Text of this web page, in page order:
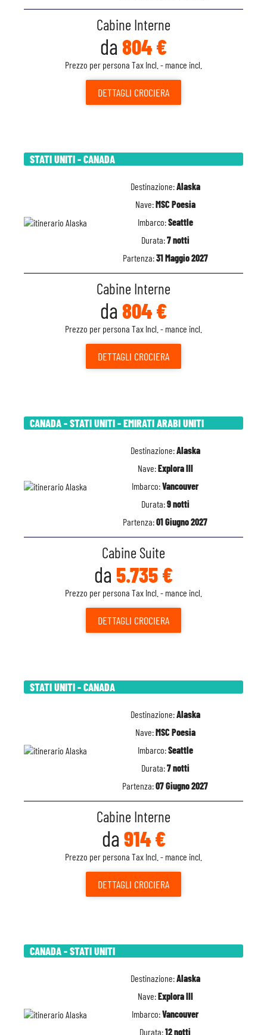
Cabine Interne
da 804 €
Prezzo per persona Tax Incl. - mance incl.
DETTAGLI CROCIERA
STATI UNITI - CANADA
Destinazione:Alaska
Nave:MSC Poesia
Imbarco:Seattle
Durata:7 notti
Partenza:31 Maggio 2027
Cabine Interne
da 804 €
Prezzo per persona Tax Incl. - mance incl.
DETTAGLI CROCIERA
CANADA - STATI UNITI - EMIRATI ARABI UNITI
Destinazione:Alaska
Nave:Explora III
Imbarco:Vancouver
Durata:9 notti
Partenza:01 Giugno 2027
Cabine Suite
da 5.735 €
Prezzo per persona Tax Incl. - mance incl.
DETTAGLI CROCIERA
STATI UNITI - CANADA
Destinazione:Alaska
Nave:MSC Poesia
Imbarco:Seattle
Durata:7 notti
Partenza:07 Giugno 2027
Cabine Interne
da 914 €
Prezzo per persona Tax Incl. - mance incl.
DETTAGLI CROCIERA
CANADA - STATI UNITI
Destinazione:Alaska
Nave:Explora III
Imbarco:Vancouver
Durata:12 notti